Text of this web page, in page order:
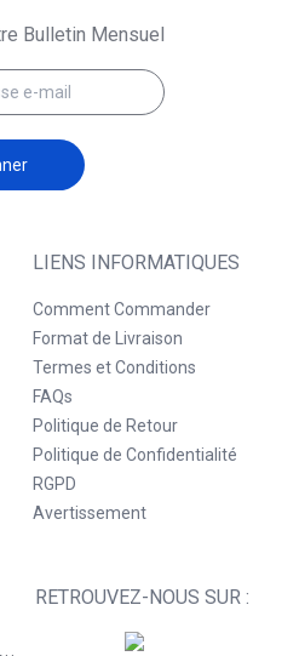
LIENS INFORMATIQUES
Comment Commander
Format de Livraison
Termes et Conditions
FAQs
Politique de Retour
Politique de Confidentialité
RGPD
Avertissement
RETROUVEZ-NOUS SUR :
Bulletin Mensuel